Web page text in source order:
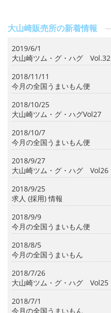
大山崎販売所の新着情報
2019/6/1
大山崎ツム・グ・ハグ Vol.32
2018/11/11
今月の全国うまいもん便
2018/10/25
大山崎ツム・グ・ハグVol27
2018/10/7
今月の全国うまいもん便
2018/9/27
大山崎ツム・グ・ハグ Vol26
2018/9/25
求人 (採用) 情報
2018/9/9
今月の全国うまいもん便
2018/8/5
今月の全国うまいもん
2018/7/26
大山崎ツム・グ・ハグ Vol25
2018/7/1
今月の全国うまいもん